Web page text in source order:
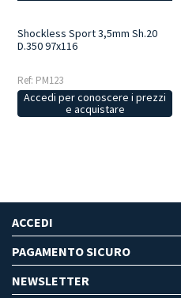
Shockless Sport 3,5mm Sh.20
D.350 97x116
Ref: PM123
Accedi per conoscere i prezzi
e acquistare
ACCEDI
PAGAMENTO SICURO
NEWSLETTER